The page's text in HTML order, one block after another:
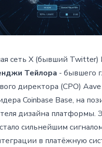
нанял
- Маск запускает
в апреле
2026 г.4 мин чтения
сеть X (бывший Twitter)
Тейлора - бывшего
директора (CPO)
Coinbase Base, на
дизайна платформы.
сильнейшим
в платёжную